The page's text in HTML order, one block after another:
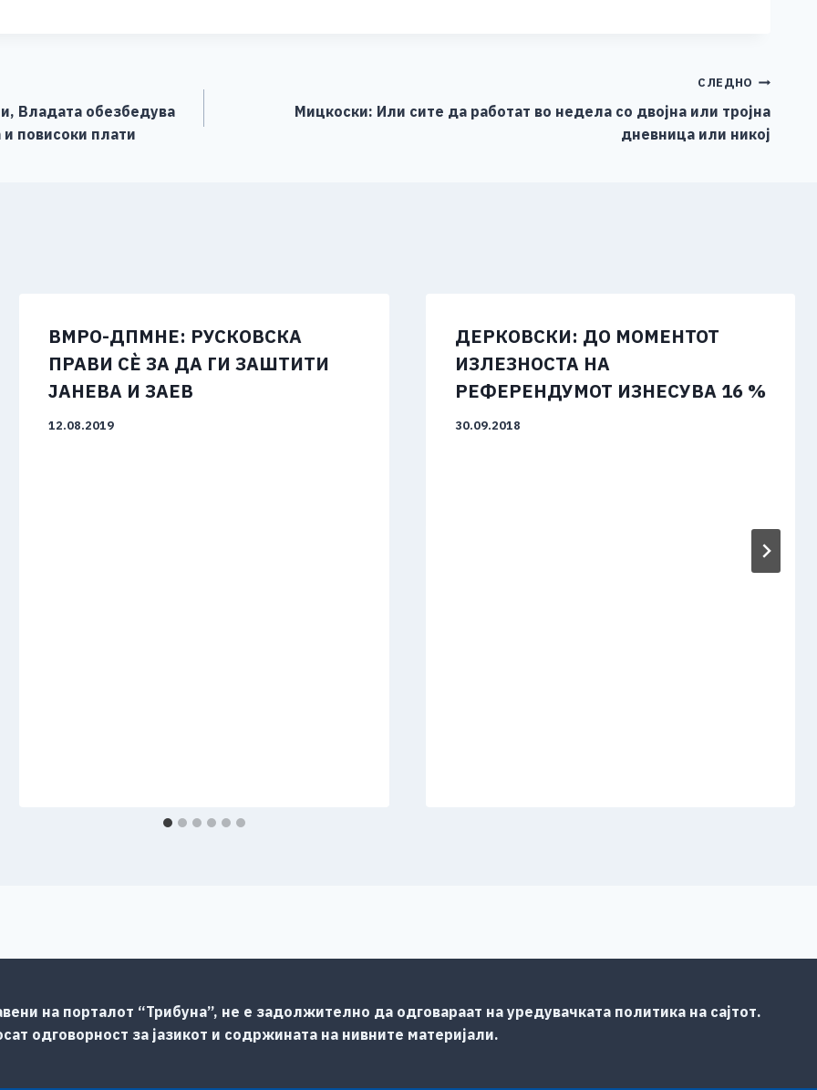
Владата обезбедува
повисоки плати
СЛЕДНО
Мицкоски: Или сите да работат во недела со двојна или тројна
дневница или никој
ВМРО-ДПМНЕ: РУСКОВСКА
ПРАВИ СЀ ЗА ДА ГИ ЗАШТИТИ
ЈАНЕВА И ЗАЕВ
12.08.2019
ДЕРКОВСКИ: ДО МОМЕНТОТ
ИЗЛЕЗНОСТА НА
РЕФЕРЕНДУМОТ ИЗНЕСУВА 16 %
30.09.2018
на порталот “Трибуна”, не е задолжително да одговараат на уредувачката политика на сајтот.
одговорност за јазикот и содржината на нивните материјали.